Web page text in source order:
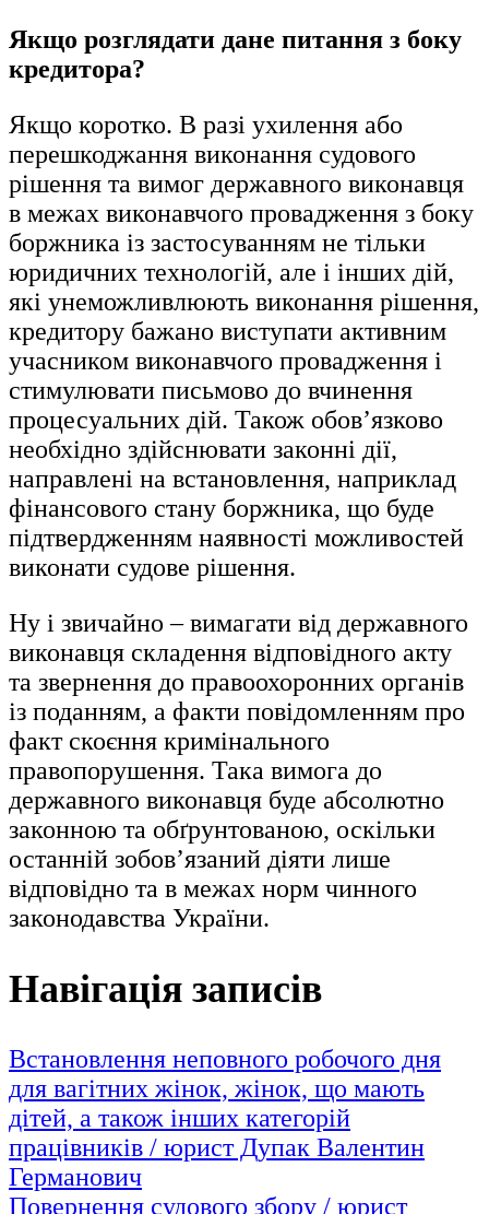
Якщо розглядати дане питання з боку
кредитора?
Якщо коротко. В разі ухилення або
перешкоджання виконання судового
рішення та вимог державного виконавця
в межах виконавчого провадження з боку
боржника із застосуванням не тільки
юридичних технологій, але і інших дій,
які унеможливлюють виконання рішення,
кредитору бажано виступати активним
учасником виконавчого провадження і
стимулювати письмово до вчинення
процесуальних дій. Також обов’язково
необхідно здійснювати законні дії,
направлені на встановлення, наприклад
фінансового стану боржника, що буде
підтвердженням наявності можливостей
виконати судове рішення.
Ну і звичайно – вимагати від державного
виконавця складення відповідного акту
та звернення до правоохоронних органів
із поданням, а факти повідомленням про
факт скоєння кримінального
правопорушення. Така вимога до
державного виконавця буде абсолютно
законною та обґрунтованою, оскільки
останній зобов’язаний діяти лише
відповідно та в межах норм чинного
законодавства України.
Навігація записів
Встановлення неповного робочого дня
для вагітних жінок, жінок, що мають
дітей, а також інших категорій
працівників / юрист Дупак Валентин
Германович
Повернення судового збору / юрист